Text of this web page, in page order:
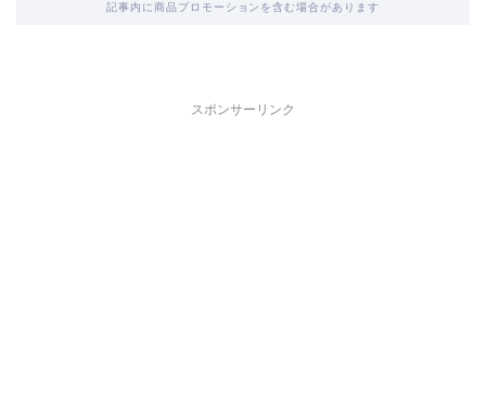
記事内に商品プロモーションを含む場合があります
スポンサーリンク